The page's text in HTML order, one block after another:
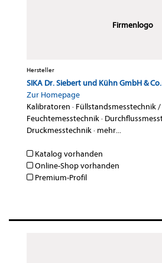
Firmenlogo
Hersteller
SIKA Dr. Siebert und Kühn GmbH &
Zur Homepage
Kalibratoren · Füllstandsmesstechnik
Feuchtemesstechnik·
Druckmesstechnik· mehr...
Katalog vorhanden
Online-Shop vorhanden
Premium-Profil